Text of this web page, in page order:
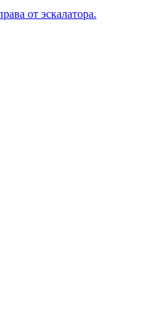
от эскалатора.